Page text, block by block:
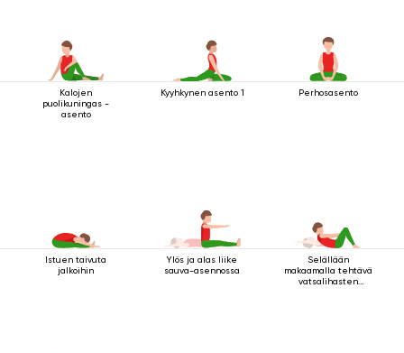
Kalojen
puolikuningas -
asento
Kyyhkynen asento 1 Perhosasento
Istuen taivuta
jalkoihin
Ylös ja alas liike
sauva-asennossa
Selällään
makaamalla tehtävä
vatsalihasten